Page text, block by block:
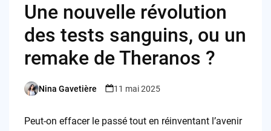
Une nouvelle révolution
des tests sanguins, ou un
remake de Theranos ?
Posted
Nina Gavetière 11 mai 2025
Peut-on effacer le passé tout en réinventant l’avenir